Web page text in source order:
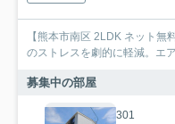
【熊本市南区 2LDK ネット無
のストレスを劇的に軽減。エ
募集中の部屋
301